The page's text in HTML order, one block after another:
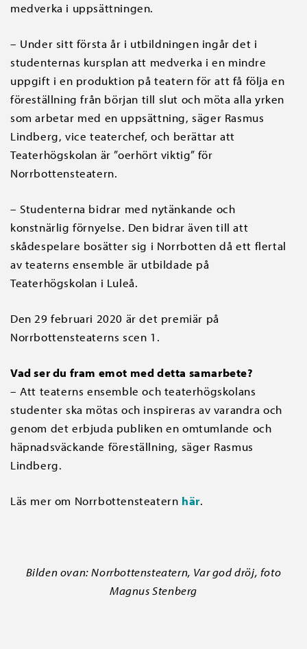
medverka i uppsättningen.
– Under sitt första år i utbildningen ingår det i
studenternas kursplan att medverka i en mindre
uppgift i en produktion på teatern för att få följa en
föreställning från början till slut och möta alla yrken
som arbetar med en uppsättning, säger Rasmus
Lindberg, vice teaterchef, och berättar att
Teaterhögskolan är ”oerhört viktig” för
Norrbottensteatern.
– Studenterna bidrar med nytänkande och
konstnärlig förnyelse. Den bidrar även till att
skådespelare bosätter sig i Norrbotten då ett flertal
av teaterns ensemble är utbildade på
Teaterhögskolan i Luleå.
Den 29 februari 2020 är det premiär på
Norrbottensteaterns scen 1.
Vad ser du fram emot med detta samarbete?
– Att teaterns ensemble och teaterhögskolans
studenter ska mötas och inspireras av varandra och
genom det erbjuda publiken en omtumlande och
häpnadsväckande föreställning, säger Rasmus
Lindberg.
Läs mer om Norrbottensteatern här.
Bilden ovan: Norrbottensteatern, Var god dröj, foto
Magnus Stenberg